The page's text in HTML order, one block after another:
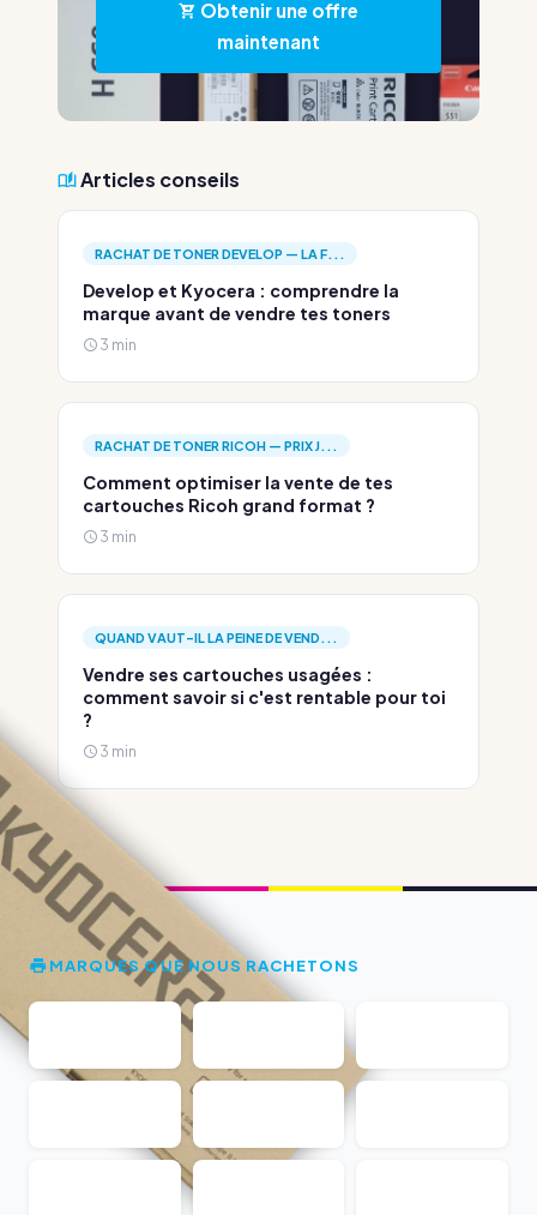
Obtenir une offre
maintenant
Articles conseils
RACHAT DE TONER DEVELOP — LA F...
Develop et Kyocera : comprendre la
marque avant de vendre tes toners
3 min
RACHAT DE TONER RICOH — PRIX J...
Comment optimiser la vente de tes
cartouches Ricoh grand format ?
3 min
QUAND VAUT-IL LA PEINE DE VEND...
Vendre ses cartouches usagées :
comment savoir si c'est rentable pour toi
?
3 min
MARQUES QUE NOUS RACHETONS